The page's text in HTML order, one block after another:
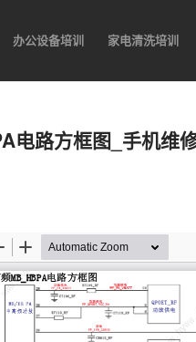
办公设备培训 家电清洗培训
路方框图_手机维